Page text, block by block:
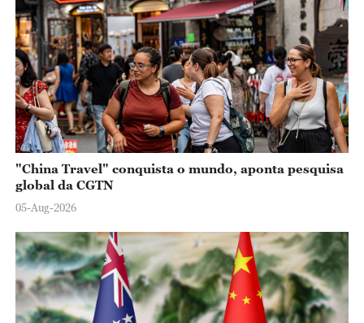
"China Travel" conquista o mundo, aponta pesquisa
global da CGTN
05-Aug-2026